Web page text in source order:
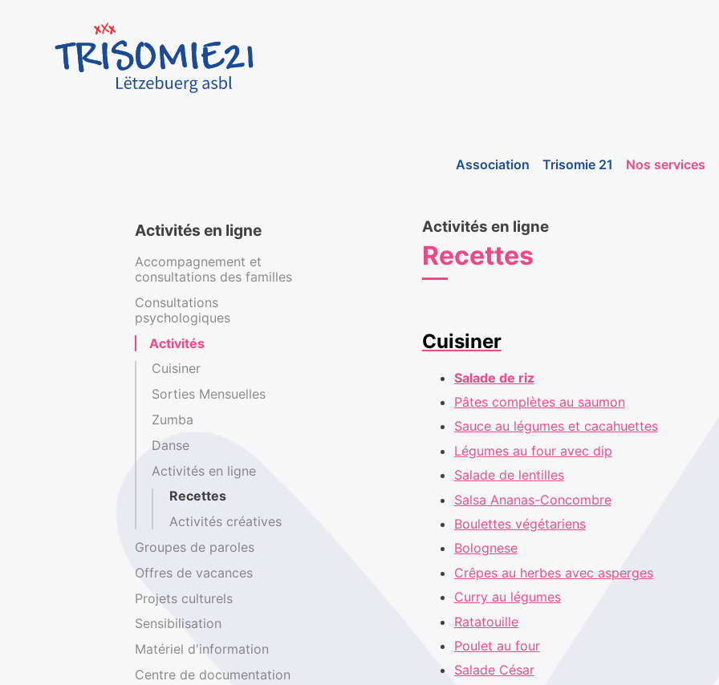
Association Trisomie 21 Nos services
Activités en ligne
Accompagnement et
consultations des familles
Consultations
psychologiques
Activités
Cuisiner
Sorties Mensuelles
Zumba
Danse
Activités en ligne
Recettes
Activités créatives
Groupes de paroles
Offres de vacances
Projets culturels
Sensibilisation
Matériel d'information
Centre de documentation
Activités en ligne
Recettes
Cuisiner
Salade de riz
Pâtes complètes au saumon
Sauce au légumes et cacahuettes
Légumes au four avec dip
Salade de lentilles
Salsa Ananas-Concombre
Boulettes végétariens
Bolognese
Crêpes au herbes avec asperges
Curry au légumes
Ratatouille
Poulet au four
Salade César